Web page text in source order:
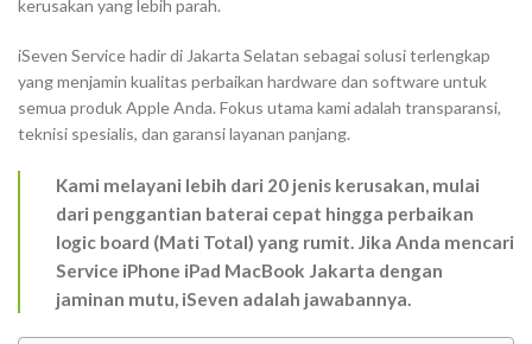
kerusakan yang lebih parah.
iSeven Service hadir di Jakarta Selatan sebagai solusi terlengkap
yang menjamin kualitas perbaikan hardwaredan softwareuntuk
semua produk Apple Anda. Fokus utama kami adalah transparansi,
teknisi spesialis, dan garansi layanan panjang.
Kami melayani lebih dari 20 jenis kerusakan, mulai
dari penggantian baterai cepat hingga perbaikan
logic board (Mati Total) yang rumit. Jika Anda mencari
Service iPhone iPad MacBook Jakarta dengan
jaminan mutu, iSeven adalah jawabannya.